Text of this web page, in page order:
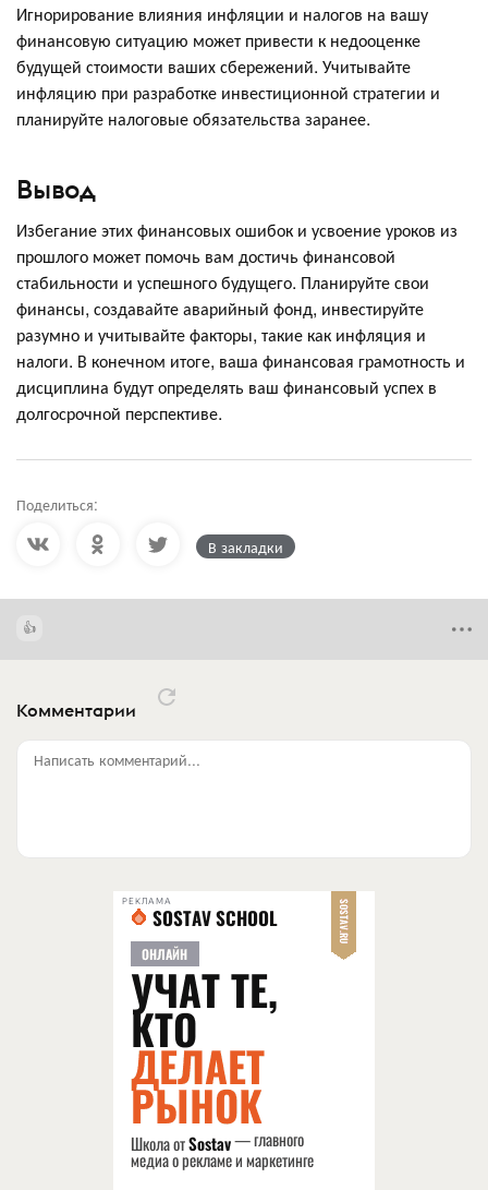
Игнорирование влияния инфляции и налогов на вашу
финансовую ситуацию может привести к недооценке
будущей стоимости ваших сбережений. Учитывайте
инфляцию при разработке инвестиционной стратегии и
планируйте налоговые обязательства заранее.
Вывод
Избегание этих финансовых ошибок и усвоение уроков из
прошлого может помочь вам достичь финансовой
стабильности и успешного будущего. Планируйте свои
финансы, создавайте аварийный фонд, инвестируйте
разумно и учитывайте факторы, такие как инфляция и
налоги. В конечном итоге, ваша финансовая грамотность и
дисциплина будут определять ваш финансовый успех в
долгосрочной перспективе.
Поделиться:
В закладки
Комментарии
Написать комментарий...
РЕКЛАМА